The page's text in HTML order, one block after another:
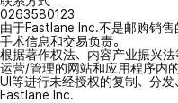
0263580123
由于Fastlane Inc.不是邮购销
手术信息和交易负责。
根据著作权法、内容产业振兴
运营/管理的网站和应用程序内
UI等进行未经授权的复制、分发
Fastlane Inc.